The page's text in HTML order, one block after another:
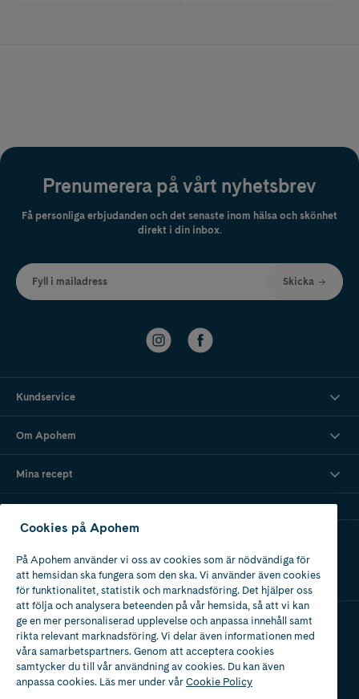
Prenumerera på vårt nyhetsbrev
Få personliga erbjudanden och det senaste inom hälsa och skönhet
direkt i din inbox.
Fyll i mailadress Skicka
Kundservice
Om Apohem
Mina recept
Apotek med tillstånd
av Läkemedelsverket
Cookies på Apohem
På Apohem använder vi oss av cookies som är nödvändiga för
att hemsidan ska fungera som den ska. Vi använder även cookies
för funktionalitet, statistik och marknadsföring. Det hjälper oss
att följa och analysera beteenden på vår hemsida, så att vi kan
ge en mer personaliserad upplevelse och anpassa innehåll samt
rikta relevant marknadsföring. Vi delar även informationen med
våra samarbetspartners. Genom att acceptera cookies
samtycker du till vår användning av cookies. Du kan även
anpassa cookies. Läs mer under vårCookie Policy